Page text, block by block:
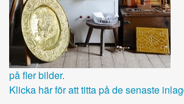
på fler bilder.
Klicka här för att titta på de senaste